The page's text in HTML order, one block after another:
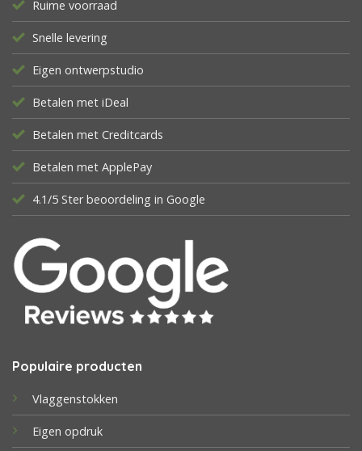
Ruime voorraad
Snelle levering
Eigen ontwerpstudio
Betalen met iDeal
Betalen met Creditcards
Betalen met ApplePay
4.1/5 Ster beoordeling in Google
Populaire producten
Vlaggenstokken
Eigen opdruk